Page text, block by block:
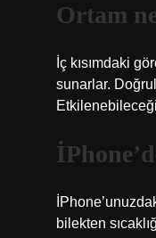
Ortam
İç kısımdaki
sunarlar.
bilekten